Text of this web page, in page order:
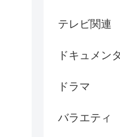
テレビ関連
ドキュメン
ドラマ
バラエティ